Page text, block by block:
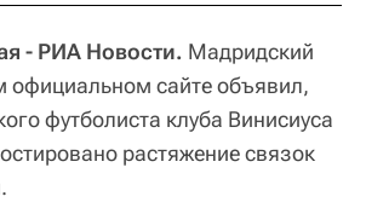
- РИА Новости. Мадридский
официальном сайте объявил,
футболиста клуба Винисиуса
растяжение связок